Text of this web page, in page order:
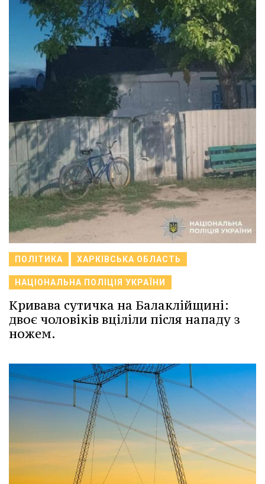
ПОЛІТИКА ХАРКІВСЬКА ОБЛАСТЬ
НАЦІОНАЛЬНА ПОЛІЦІЯ УКРАЇНИ
Кривава сутичка на Балаклійщині:
двоє чоловіків вціліли після нападу з
ножем.